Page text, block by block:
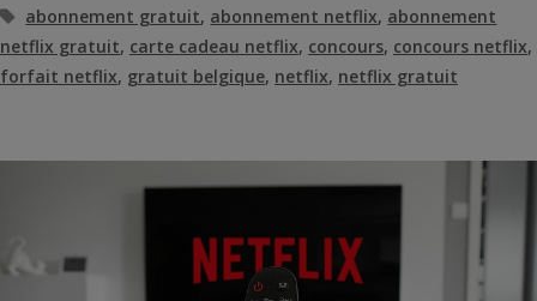
Étiquettes
abonnement gratuit, abonnement netflix, abonnement
netflix gratuit, carte cadeau netflix, concours, concours netflix,
forfait netflix, gratuit belgique, netflix, netflix gratuit